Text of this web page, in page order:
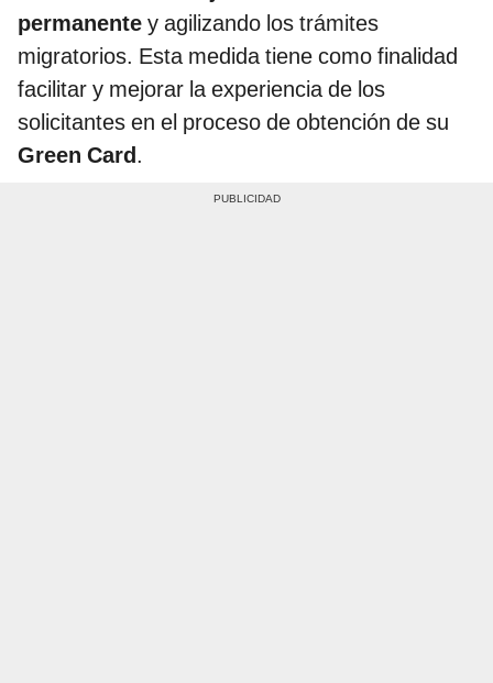
permanente y agilizando los trámites
migratorios. Esta medida tiene como finalidad
facilitar y mejorar la experiencia de los
solicitantes en el proceso de obtención de su
Green Card.